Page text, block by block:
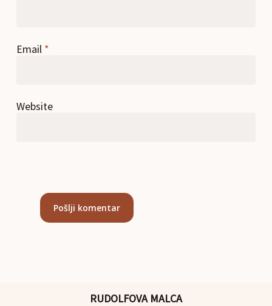
Email *
Website
RUDOLFOVA MALCA